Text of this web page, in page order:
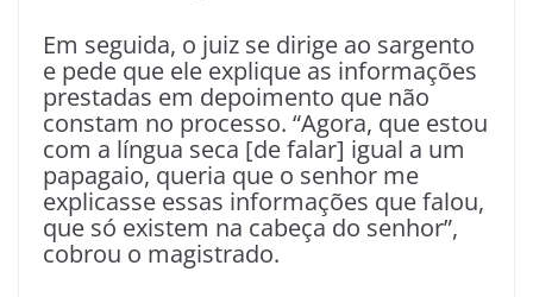
Em seguida, o juiz se dirige ao sargento
e pede que ele explique as informações
prestadas em depoimento que não
constam no processo. “Agora, que estou
com a língua seca [de falar] igual a um
papagaio, queria que o senhor me
explicasse essas informações que falou,
que só existem na cabeça do senhor”,
cobrou o magistrado.